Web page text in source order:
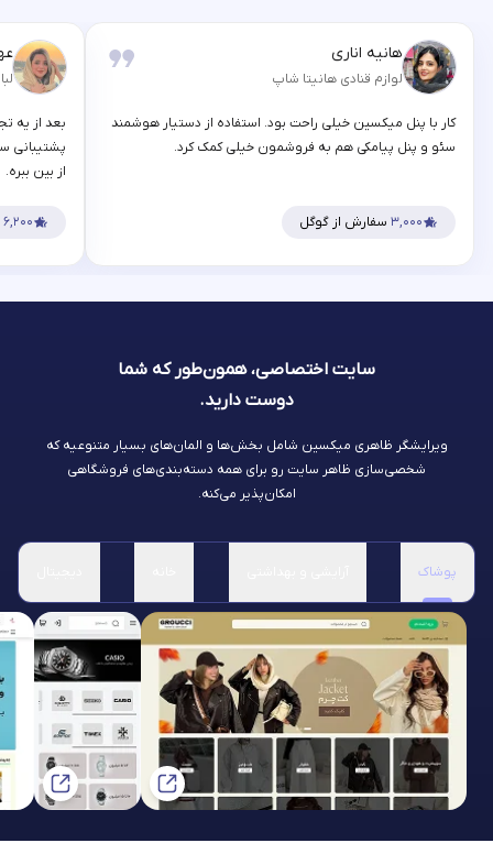
هانیه اناری
لوازم قنادی هانیتا شاپ
کار با پنل میکسین خیلی راحت بود. استفاده از دستیار هوشمند
سئو و پنل پیامکی هم به فروشمون خیلی کمک کرد.
۳,۰۰۰ سفارش از گوگل
بعد از یه
پشتیبانی
از بین ببره.
۶,۲۰۰
سایت اختصاصی، همون‌طور که شما
دوست دارید.
ویرایشگر ظاهری میکسین شامل بخش‌ها و المان‌های بسیار متنوعیه که
شخصی‌سازی ظاهر سایت رو برای همه دسته‌بندی‌های فروشگاهی
امکان‌پذیر می‌کنه.
پوشاک